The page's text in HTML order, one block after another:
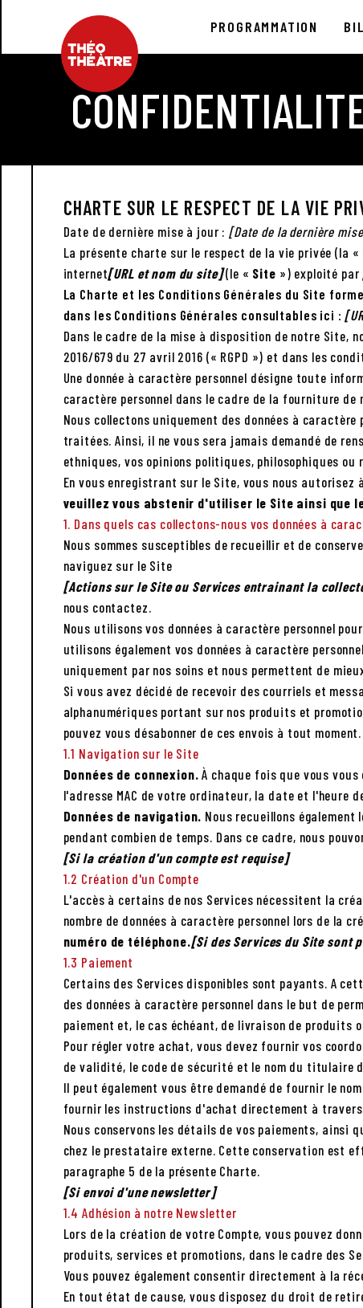
PROGRAMMATION
CHARTE SUR LE RESPECT DE LA VIE
Date de dernière mise à jour : [Date de la dernière
La présente charte sur le respect de la vie privée (la «
internet[URL et nom du site](le « Site ») exploité par
La Charte et les Conditions Générales du Site
dans les Conditions Générales consultables ici :
Dans le cadre de la mise à disposition de notre Site,
2016/679 du 27 avril 2016 (« RGPD ») et dans les
Une donnée à caractère personnel désigne toute
caractère personnel dans le cadre de la fourniture de
Nous collectons uniquement des données à
traitées. Ainsi, il ne vous sera jamais demandé de
ethniques, vos opinions politiques, philosophiques ou
En vous enregistrant sur le Site, vous nous autorisez
veuillez vous abstenir d'utiliser le Site ainsi que
1. Dans quels cas collectons-nous vos données à
Nous sommes susceptibles de recueillir et de
naviguez sur le Site
[Actions sur le Site ou Services entrainant la
nous contactez.
Nous utilisons vos données à caractère personnel
utilisons également vos données à caractère
uniquement par nos soins et nous permettent de
Si vous avez décidé de recevoir des courriels et
alphanumériques portant sur nos produits et
pouvez vous désabonner de ces envois à tout moment.
1.1 Navigation sur le Site
Données de connexion. À chaque fois que vous
l'adresse MAC de votre ordinateur, la date et l'heure
Données de navigation. Nous recueillons
pendant combien de temps. Dans ce cadre, nous
[Si la création d'un compte est requise]
1.2 Création d'un Compte
L'accès à certains de nos Services nécessitent la
nombre de données à caractère personnel lors de la
numéro de téléphone.[Si des Services du Site sont
1.3 Paiement
Certains des Services disponibles sont payants. A
des données à caractère personnel dans le but de
paiement et, le cas échéant, de livraison de produits
Pour régler votre achat, vous devez fournir vos
de validité, le code de sécurité et le nom du titulaire
Il peut également vous être demandé de fournir le
fournir les instructions d'achat directement à travers
Nous conservons les détails de vos paiements,
chez le prestataire externe. Cette conservation est
paragraphe 5 de la présente Charte.
[Si envoi d'une newsletter]
1.4 Adhésion à notre Newsletter
Lors de la création de votre Compte, vous pouvez
produits, services et promotions, dans le cadre des
Vous pouvez également consentir directement à la
En tout état de cause, vous disposez du droit de